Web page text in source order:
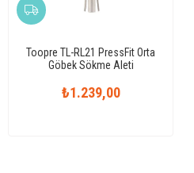
Toopre TL-RL21 PressFit Orta
Göbek Sökme Aleti
₺1.239,00